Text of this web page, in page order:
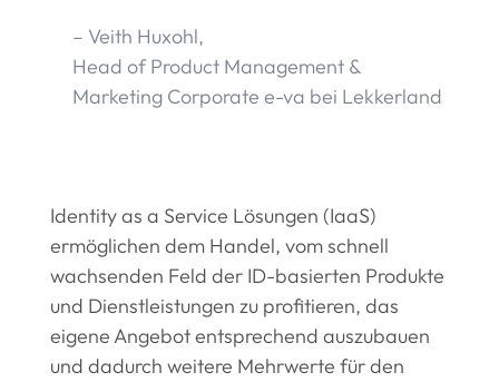
– Veith Huxohl,
Head of Product Management &
Marketing Corporate e-va bei Lekkerland
Identity as a Service Lösungen (IaaS)
ermöglichen dem Handel, vom schnell
wachsenden Feld der ID-basierten Produkte
und Dienstleistungen zu profitieren, das
eigene Angebot entsprechend auszubauen
und dadurch weitere Mehrwerte für den